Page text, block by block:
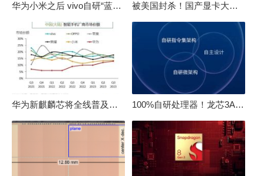
华为小米之后 vivo自研“蓝河”操作系统重磅发布 被美国封杀！国产显卡大厂：中国GPU不存在至暗时刻
华为新麒麟芯将全线普及！高中低端全面采用 改写竞争格局 100%自研处理器！龙芯3A6000评测：与10代酷睿互有胜负